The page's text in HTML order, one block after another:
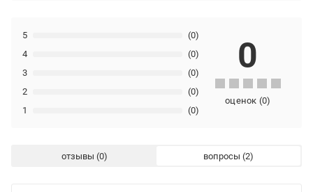
1 (0)
2 (0)
3 (0)
4 (0)
5 (0)
0
оценок (0)
отзывы вопросы